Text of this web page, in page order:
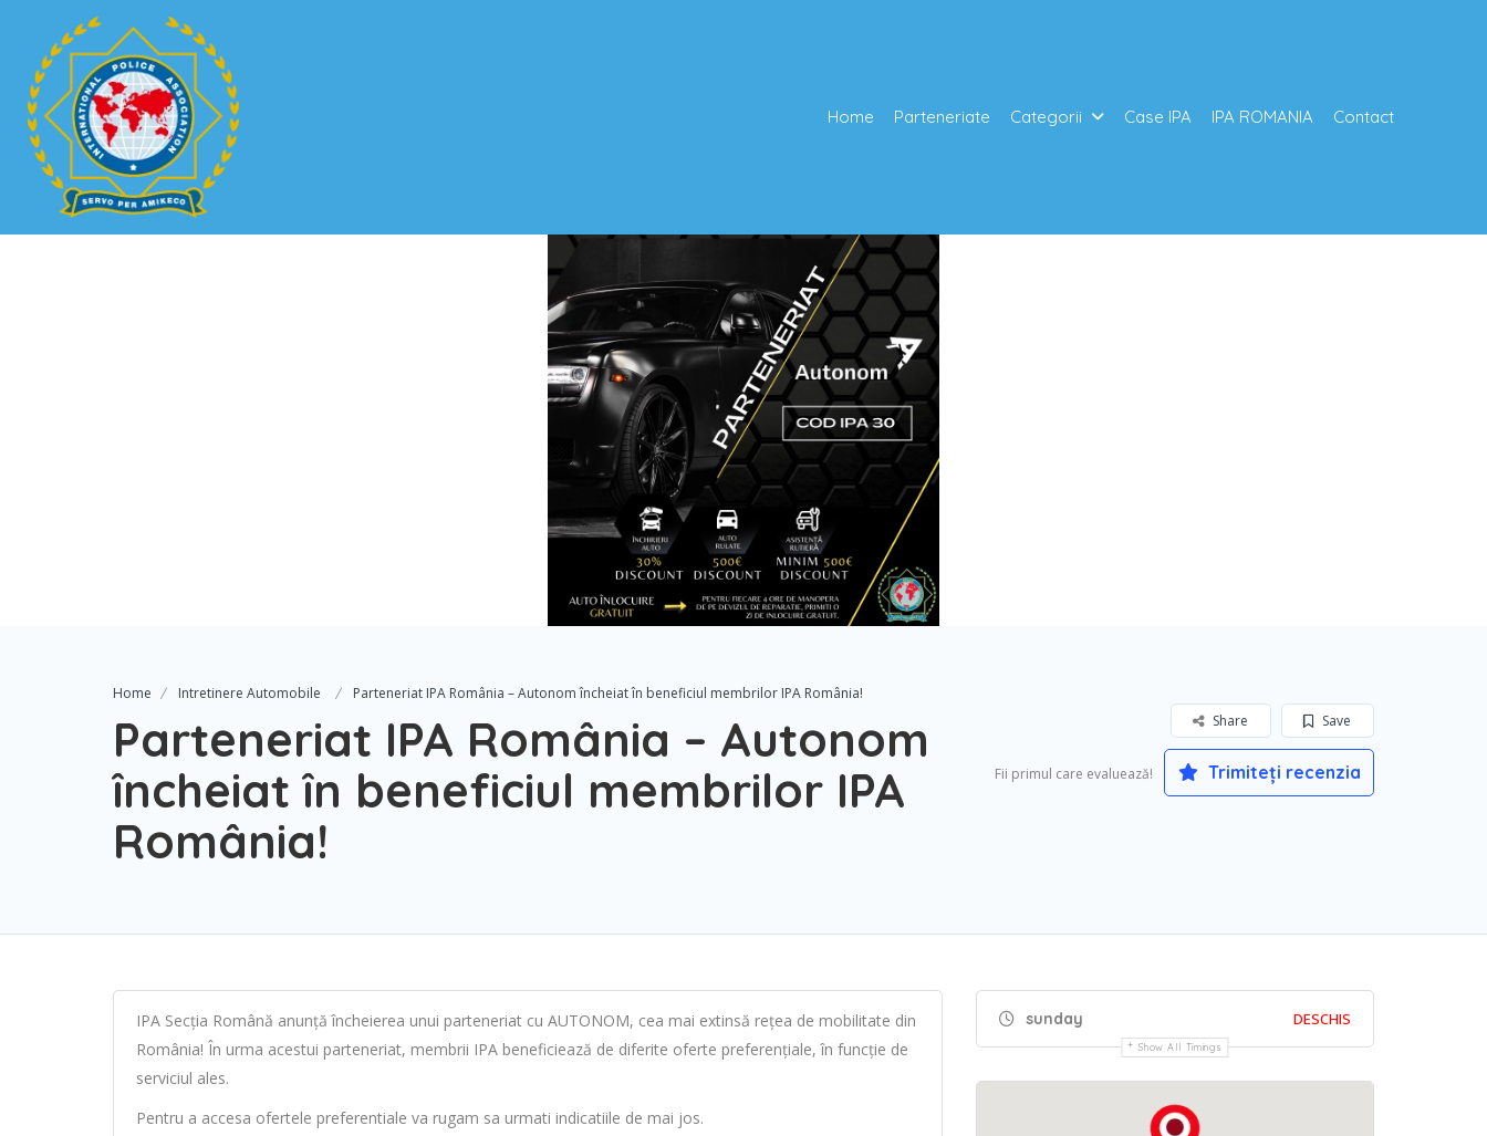
Home Parteneriate Categorii Case IPA IPA ROMANIA Contact
Home Intretinere Automobile Parteneriat IPA România – Autonom încheiat în beneficiul membrilor IPA România!
Parteneriat IPA România – Autonom
încheiat în beneficiul membrilor IPA
România!
Save
Share
Fii primul care evaluează! Trimiteți recenzia
IPA Secția Română anunță încheierea unui parteneriat cu AUTONOM, cea mai extinsă rețea de mobilitate din
România! În urma acestui parteneriat, membrii IPA beneficiează de diferite oferte preferențiale, în funcție de
serviciul ales.
Pentru a accesa ofertele preferentiale va rugam sa urmati indicatiile de mai jos.
sunday DESCHIS
Show All Timings